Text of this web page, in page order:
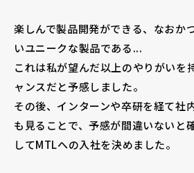
楽しんで製品開発ができる、なおか
いユニークな製品である...
これは私が望んだ以上のやりがいを
ャンスだと予感しました。
その後、インターンや卒研を経て社
も見ることで、予感が間違いないと
してMTLへの入社を決めました。